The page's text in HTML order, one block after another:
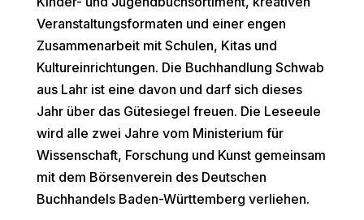
Veranstaltungsformaten und einer engen
Zusammenarbeit mit Schulen, Kitas und
Kultureinrichtungen. Die Buchhandlung Schwab
aus Lahr ist eine davon und darf sich dieses
Jahr über das Gütesiegel freuen. Die Leseeule
wird alle zwei Jahre vom Ministerium für
Wissenschaft, Forschung und Kunst gemeinsam
mit dem Börsenverein des Deutschen
Buchhandels Baden-Württemberg verliehen.